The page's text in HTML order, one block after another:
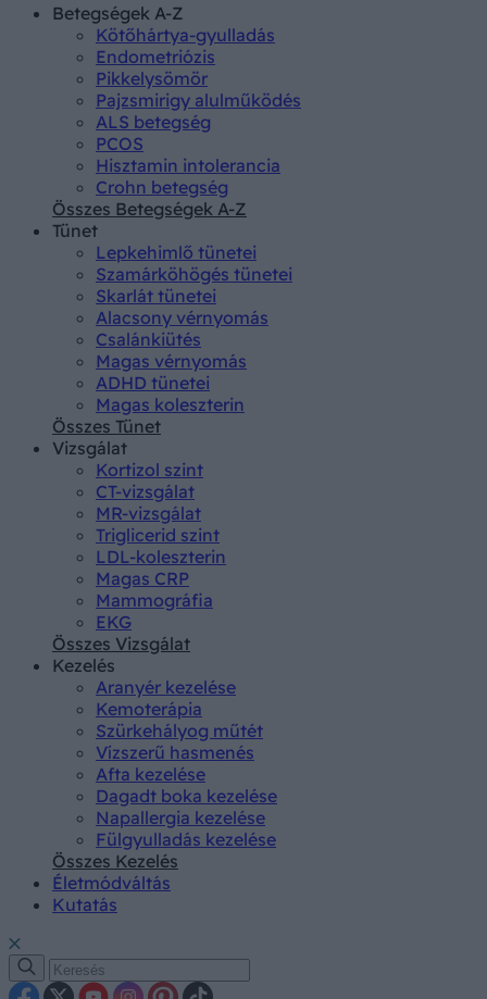
Betegségek A-Z
Kötőhártya-gyulladás
Endometriózis
Pikkelysömör
Pajzsmirigy alulműködés
ALS betegség
PCOS
Hisztamin intolerancia
Crohn betegség
Összes Betegségek A-Z
Tünet
Lepkehimlő tünetei
Szamárköhögés tünetei
Skarlát tünetei
Alacsony vérnyomás
Csalánkiütés
Magas vérnyomás
ADHD tünetei
Magas koleszterin
Összes Tünet
Vizsgálat
Kortizol szint
CT-vizsgálat
MR-vizsgálat
Triglicerid szint
LDL-koleszterin
Magas CRP
Mammográfia
EKG
Összes Vizsgálat
Kezelés
Aranyér kezelése
Kemoterápia
Szürkehályog műtét
Vízszerű hasmenés
Afta kezelése
Dagadt boka kezelése
Napallergia kezelése
Fülgyulladás kezelése
Összes Kezelés
Életmódváltás
Kutatás